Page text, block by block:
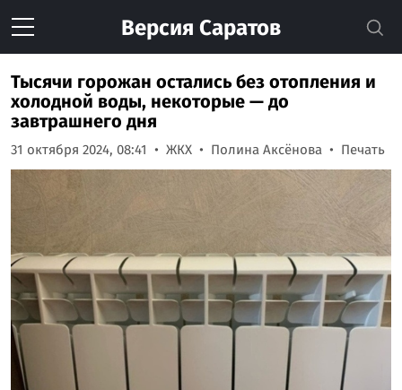
Версия Саратов
Тысячи горожан остались без отопления и
холодной воды, некоторые — до
завтрашнего дня
31 октября 2024, 08:41 ЖКХ Полина Аксёнова Печать